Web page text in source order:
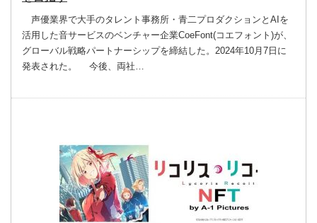
声優業界で大手のタレント事務所・青二プロダクションとAIを
活用した音サービスのベンチャー企業CoeFont(コエフォント)が、
グローバル戦略パートナーシップを締結した。2024年10月7日に
発表された。 今後、両社…